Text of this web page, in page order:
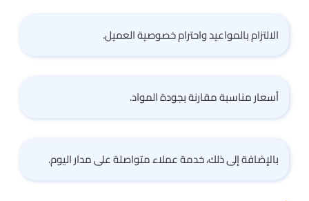
الالتزام بالمواعيد واحترام خصوصية العميل.
أسعار مناسبة مقارنة بجودة المواد.
بالإضافة إلى ذلك، خدمة عملاء متواصلة على مدار اليوم.